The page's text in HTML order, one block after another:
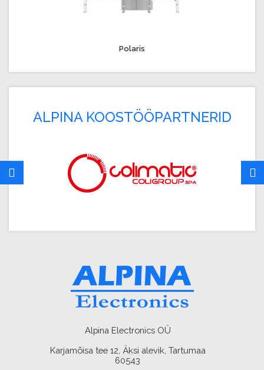
Polaris
ALPINA KOOSTÖÖPARTNERID
Alpina Electronics OÜ
Karjamõisa tee 12, Äksi alevik, Tartumaa
60543